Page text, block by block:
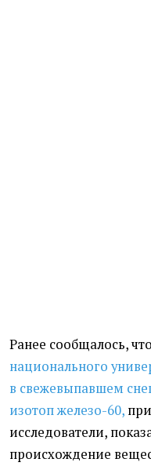
Ранее сообщалось, что
национального
в свежевыпавшем
изотоп железо-60,
исследователи,
происхождение